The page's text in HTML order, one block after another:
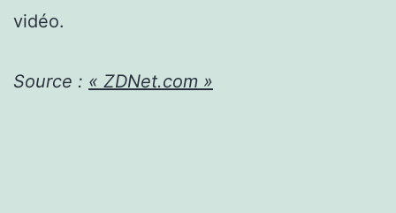
vidéo.
Source : « ZDNet.com »